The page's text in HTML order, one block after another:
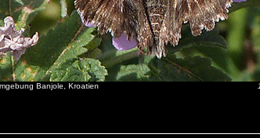
Banjole, Kroatien